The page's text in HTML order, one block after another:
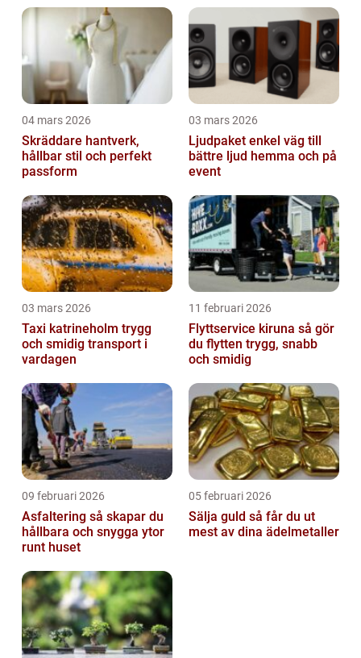
04 mars 2026
Skräddare hantverk,
hållbar stil och perfekt
passform
03 mars 2026
Ljudpaket enkel väg till
bättre ljud hemma och på
event
03 mars 2026
Taxi katrineholm trygg
och smidig transport i
vardagen
11 februari 2026
Flyttservice kiruna så gör
du flytten trygg, snabb
och smidig
09 februari 2026
Asfaltering så skapar du
hållbara och snygga ytor
runt huset
05 februari 2026
Sälja guld så får du ut
mest av dina ädelmetaller